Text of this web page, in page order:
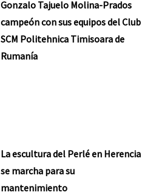
Gonzalo Tajuelo Molina-Prados
campeón con sus equipos del Club
SCM Politehnica Timisoara de
Rumanía
La escultura del Perlé en Herencia
se marcha para su
mantenimiento